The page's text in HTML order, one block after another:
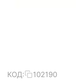
КОД: 102190